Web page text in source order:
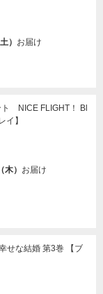
） お届け
NICE FLIGHT！ Bl
イ】
） お届け
せな結婚 第3巻 【ブ